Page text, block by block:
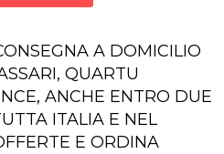
A DOMICILIO
QUARTU
ANCHE ENTRO DUE
ITALIA E NEL
E ORDINA